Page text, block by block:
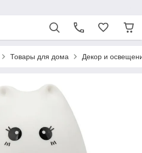
Товары для дома Декор и